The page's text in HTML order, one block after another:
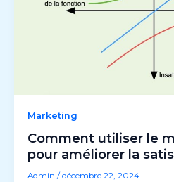
Marketing
Comment utiliser le
pour améliorer la
Admin / décembre 22, 2024